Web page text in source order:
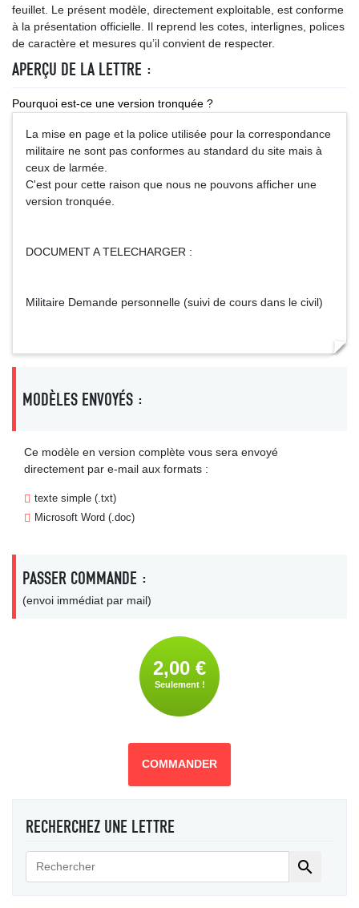
feuillet. Le présent modèle, directement exploitable, est conforme
à la présentation officielle. Il reprend les cotes, interlignes, polices
de caractère et mesures qu’il convient de respecter.
APERÇU DE LA LETTRE :
Pourquoi est-ce une version tronquée ?
La mise en page et la police utilisée pour la correspondance
militaire ne sont pas conformes au standard du site mais à
ceux de larmée.
C'est pour cette raison que nous ne pouvons afficher une
version tronquée.
DOCUMENT A TELECHARGER :
Militaire Demande personnelle (suivi de cours dans le civil)
MODÈLES ENVOYÉS :
Ce modèle en version complète vous sera envoyé
directement par e-mail aux formats :
texte simple (.txt)
Microsoft Word (.doc)
PASSER COMMANDE :
(envoi immédiat par mail)
2,00 €
Seulement !
COMMANDER
RECHERCHEZ UNE LETTRE
